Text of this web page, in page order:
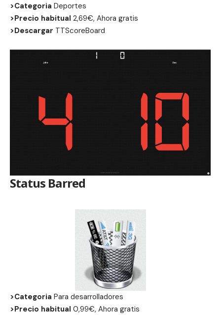
>Categoria Deportes
>Precio habitual 2,69€, Ahora gratis
>Descargar TTScoreBoard
Status Barred
>Categoria Para desarrolladores
>Precio habitual 0,99€, Ahora gratis